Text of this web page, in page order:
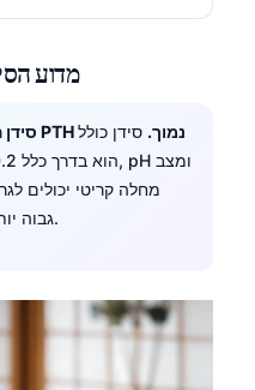
מדוע
סידן הוא בדיקת העוגן לפרשנות של PTH נמוך. סידן כולל
מחלה קריטי יכולים
גבוה יותר מהסידן היוני הפעיל ביולוגית.